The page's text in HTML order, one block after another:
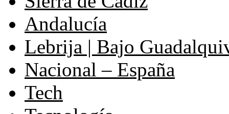
Andalucía
Lebrija | Bajo
Nacional – España
Tech